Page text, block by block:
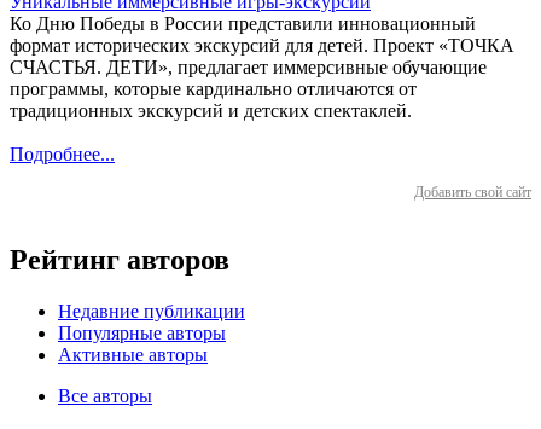
Ко Дню Победы в России представили инновационный
формат исторических экскурсий для детей. Проект «ТОЧКА
СЧАСТЬЯ. ДЕТИ», предлагает иммерсивные обучающие
программы, которые кардинально отличаются от
традиционных экскурсий и детских спектаклей.
Подробнее...
Добавить свой сайт
Рейтинг авторов
Недавние публикации
Популярные авторы
Активные авторы
Все авторы